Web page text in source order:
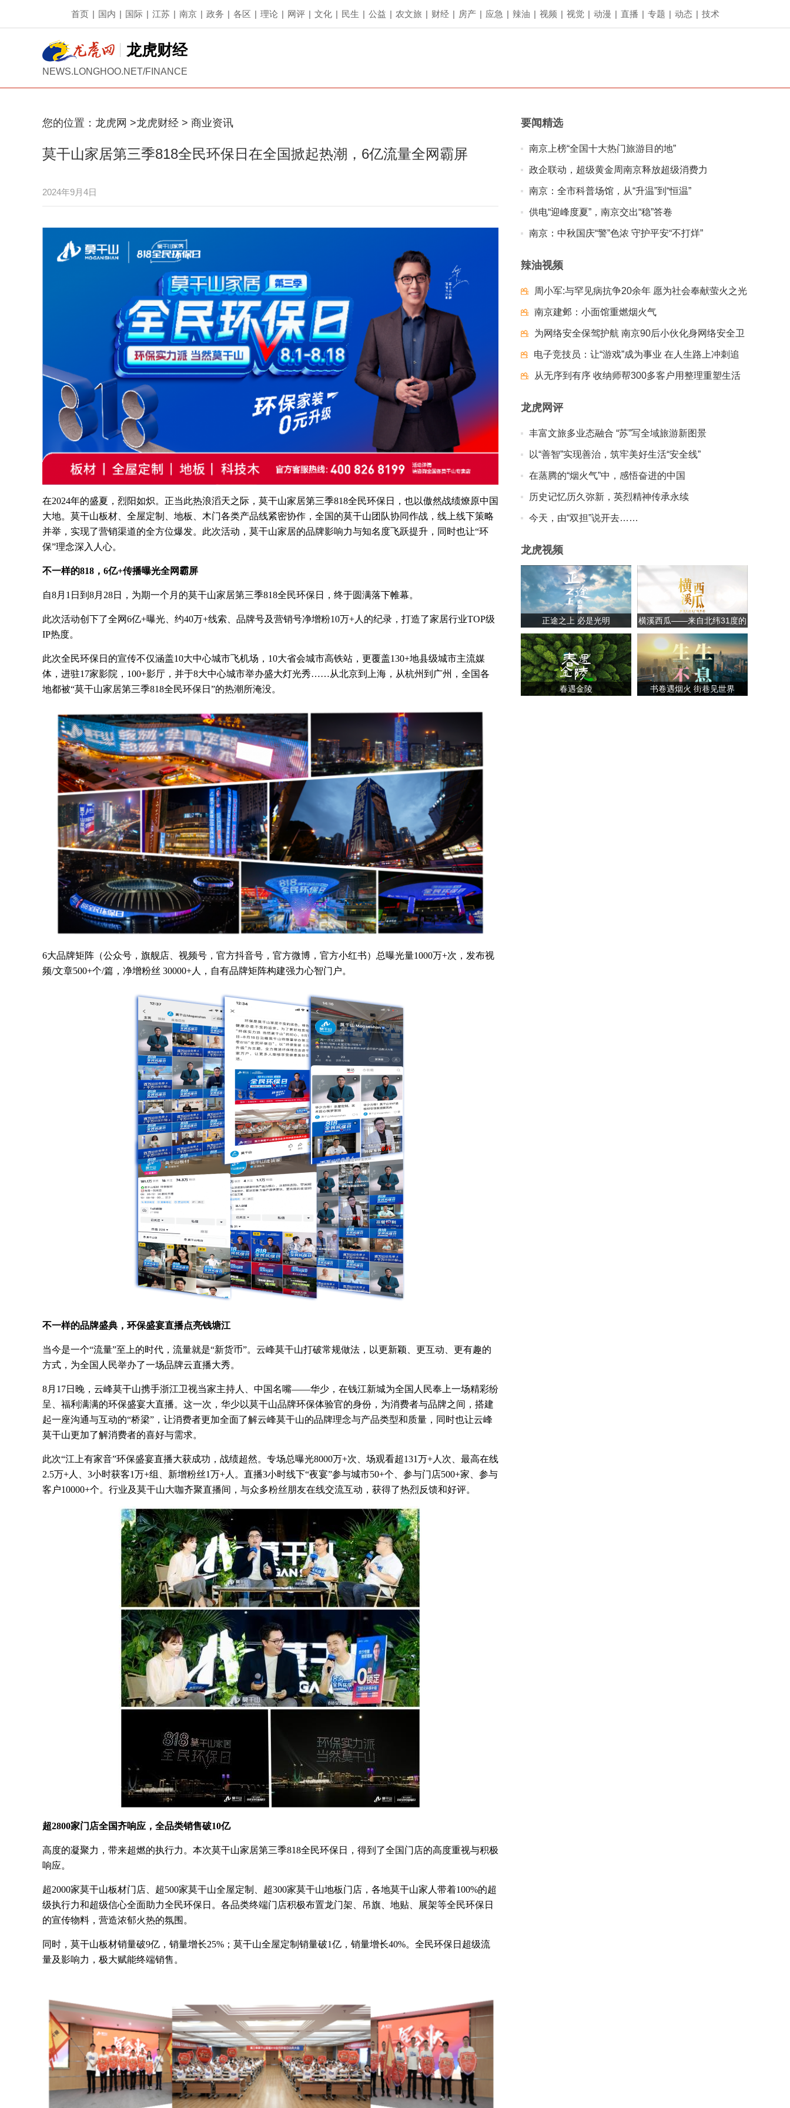
首页 | 国内 | 国际 | 江苏 | 南京 | 政务 | 各区 | 理论 | 网评 | 文化 | 民生 | 公益 | 农文旅 | 财经 | 房产 | 应急 | 辣油 | 视频 | 视觉 | 动漫 | 直播 | 专题 | 动态 | 技术
龙虎财经
NEWS.LONGHOO.NET/FINANCE
您的位置： 龙虎网 >龙虎财经 > 商业资讯
莫干山家居第三季818全民环保日在全国掀起热潮，6亿流量全网霸屏
2024年9月4日
在2024年的盛夏，烈阳如炽。正当此热浪滔天之际，莫干山家居第三季818全民环保日，也以傲然战绩燎原中国
大地。莫干山板材、全屋定制、地板、木门各类产品线紧密协作，全国的莫干山团队协同作战，线上线下策略
并举，实现了营销渠道的全方位爆发。此次活动，莫干山家居的品牌影响力与知名度飞跃提升，同时也让“环
保”理念深入人心。
不一样的818， 6亿+传播曝光全网霸屏
自8月1日到8月28日，为期一个月的莫干山家居第三季818全民环保日，终于圆满落下帷幕。
此次活动创下了全网6亿+曝光、约40万+线索、品牌号及营销号净增粉10万+人的纪录，打造了家居行业TOP级
IP热度。
此次全民环保日的宣传不仅涵盖10大中心城市飞机场，10大省会城市高铁站，更覆盖130+地县级城市主流媒
体，进驻17家影院，100+影厅，并于8大中心城市举办盛大灯光秀……从北京到上海，从杭州到广州，全国各
地都被“莫干山家居第三季818全民环保日”的热潮所淹没。
6大品牌矩阵（公众号，旗舰店、视频号，官方抖音号，官方微博，官方小红书）总曝光量1000万+次，发布视
频/文章500+个/篇，净增粉丝 30000+人，自有品牌矩阵构建强力心智门户。
不一样的品牌盛典，环保盛宴直播点亮钱塘江
当今是一个“流量”至上的时代，流量就是“新货币”。云峰莫干山打破常规做法，以更新颖、更互动、更有趣的
方式，为全国人民举办了一场品牌云直播大秀。
8月17日晚，云峰莫干山携手浙江卫视当家主持人、中国名嘴——华少，在钱江新城为全国人民奉上一场精彩纷
呈、福利满满的环保盛宴大直播。这一次，华少以莫干山品牌环保体验官的身份，为消费者与品牌之间，搭建
起一座沟通与互动的“桥梁”，让消费者更加全面了解云峰莫干山的品牌理念与产品类型和质量，同时也让云峰
莫干山更加了解消费者的喜好与需求。
此次“江上有家音”环保盛宴直播大获成功，战绩超然。专场总曝光8000万+次、场观看超131万+人次、最高在线
2.5万+人、3小时获客1万+组、新增粉丝1万+人。直播3小时线下“夜宴”参与城市50+个、参与门店500+家、参与
客户10000+个。行业及莫干山大咖齐聚直播间，与众多粉丝朋友在线交流互动，获得了热烈反馈和好评。
超2800家门店全国齐响应，全品类销售破10亿
高度的凝聚力，带来超燃的执行力。本次莫干山家居第三季818全民环保日，得到了全国门店的高度重视与积极
响应。
超2000家莫干山板材门店、超500家莫干山全屋定制、超300家莫干山地板门店，各地莫干山家人带着100%的超
级执行力和超级信心全面助力全民环保日。各品类终端门店积极布置龙门架、吊旗、地贴、展架等全民环保日
的宣传物料，营造浓郁火热的氛围。
同时，莫干山板材销量破9亿，销量增长25%；莫干山全屋定制销量破1亿，销量增长40%。全民环保日超级流
量及影响力，极大赋能终端销售。
要闻精选
南京上榜“全国十大热门旅游目的地”
政企联动，超级黄金周南京释放超级消费力
南京：全市科普场馆，从“升温”到“恒温”
供电“迎峰度夏”，南京交出“稳”答卷
南京：中秋国庆“警”色浓 守护平安“不打烊”
辣油视频
周小军:与罕见病抗争20余年 愿为社会奉献萤火之光
南京建邺：小面馆重燃烟火气
为网络安全保驾护航 南京90后小伙化身网络安全卫
士
电子竞技员：让“游戏”成为事业 在人生路上冲刺追
梦夺冠
从无序到有序 收纳师帮300多客户用整理重塑生活
龙虎网评
丰富文旅多业态融合 “苏”写全域旅游新图景
以“善智”实现善治，筑牢美好生活“安全线”
在蒸腾的“烟火气”中，感悟奋进的中国
历史记忆历久弥新，英烈精神传承永续
今天，由“双担”说开去……
龙虎视频
正途之上 必是光明
横溪西瓜——来自北纬31度的
甘甜
春遇金陵 书卷遇烟火 街巷见世界